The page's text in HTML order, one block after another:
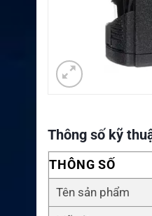
Thông số kỹ
THÔNG SỐ
Tên sản phẩm